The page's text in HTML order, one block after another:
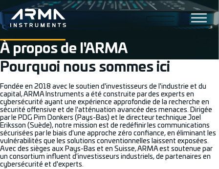
À propos de l'ARMA
Pourquoi nous sommes ici
Fondée en 2018 avec le soutien d'investisseurs de l'industrie et du
capital, ARMA Instruments a été construite par des experts en
cybersécurité ayant une expérience approfondie de la recherche en
sécurité offensive et de l'atténuation avancée des menaces. Dirigée
par le PDG Pim Donkers (Pays-Bas) et le directeur technique Joel
Eriksson (Suède), notre mission est de redéfinir les communications
sécurisées par le biais d'une approche zéro confiance, en éliminant les
vulnérabilités que les solutions conventionnelles laissent exposées.
Avec des sièges aux Pays-Bas et en Suisse, ARMA est soutenue par
un consortium influent d'investisseurs industriels, de partenaires en
cybersécurité et d'experts.